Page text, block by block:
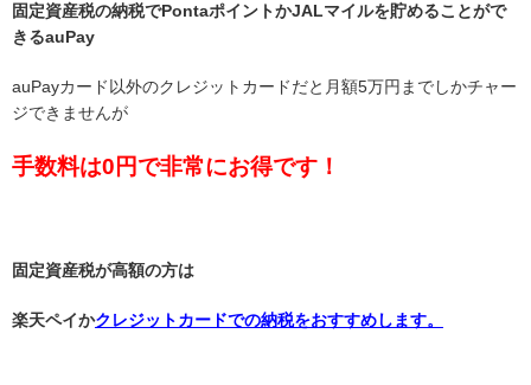
固定資産税の納税でPontaポイントかJALマイルを貯めることがで
きるauPay
auPayカード以外のクレジットカードだと月額5万円までしかチャー
ジできませんが
手数料は0円で非常にお得です！
固定資産税が高額の方は
楽天ペイかクレジットカードでの納税をおすすめします。